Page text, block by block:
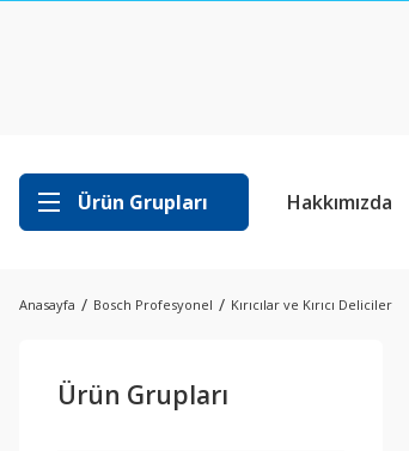
Ürün Grupları Hakkımızda
Anasayfa Bosch Profesyonel Kırıcılar ve Kırıcı Deliciler
Ürün Grupları